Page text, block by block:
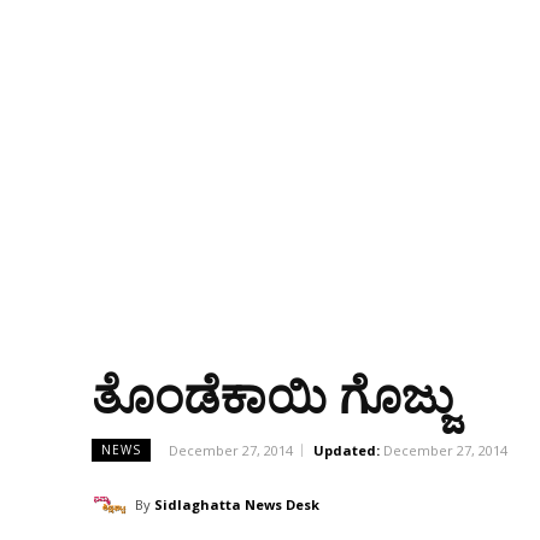
ತೊಂಡೆಕಾಯಿ ಗೊಜ್ಜು
NEWS December 27, 2014 Updated: December 27, 2014
By Sidlaghatta News Desk